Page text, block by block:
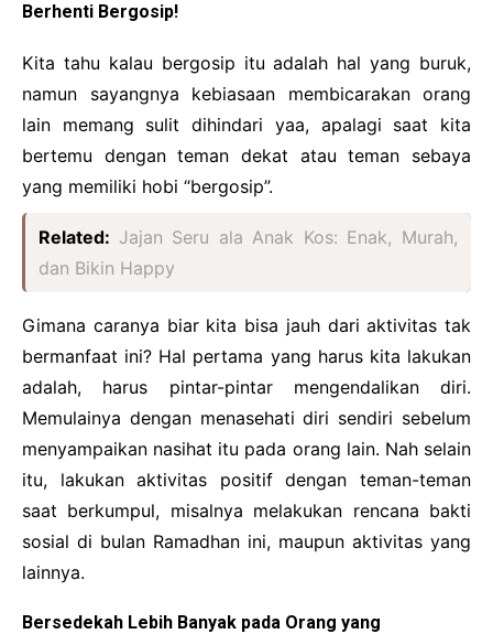
Berhenti Bergosip!
Kita tahu kalau bergosip itu adalah hal yang buruk,
namun sayangnya kebiasaan membicarakan orang
lain memang sulit dihindari yaa, apalagi saat kita
bertemu dengan teman dekat atau teman sebaya
yang memiliki hobi “bergosip”.
Related: Jajan Seru ala Anak Kos: Enak, Murah,
dan Bikin Happy
Gimana caranya biar kita bisa jauh dari aktivitas tak
bermanfaat ini? Hal pertama yang harus kita lakukan
adalah, harus pintar-pintar mengendalikan diri.
Memulainya dengan menasehati diri sendiri sebelum
menyampaikan nasihat itu pada orang lain. Nah selain
itu, lakukan aktivitas positif dengan teman-teman
saat berkumpul, misalnya melakukan rencana bakti
sosial di bulan Ramadhan ini, maupun aktivitas yang
lainnya.
Bersedekah Lebih Banyak pada Orang yang